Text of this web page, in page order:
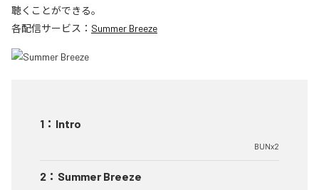
聴くことができる。
各配信サービス： Summer Breeze
1 ： Intro
BUNx2
2 ： Summer Breeze